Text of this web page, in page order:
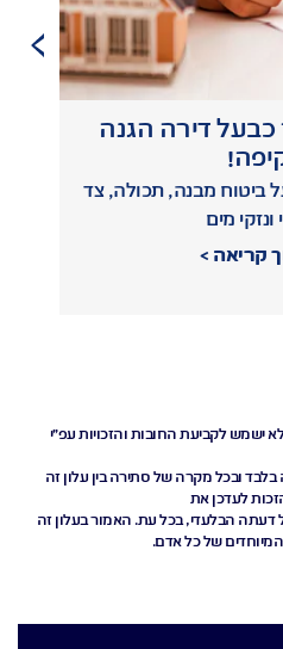
כבעל דירה הגנה
ביטוח מבנה, תכולה, צד
מים
קריאה
ישמש לקביעת החובות והזכויות עפ"י
ובכל מקרה של סתירה בין עלון זה
לעדכן את
דעתה הבלעדי, בכל עת. האמור בעלון זה
של כל אדם.